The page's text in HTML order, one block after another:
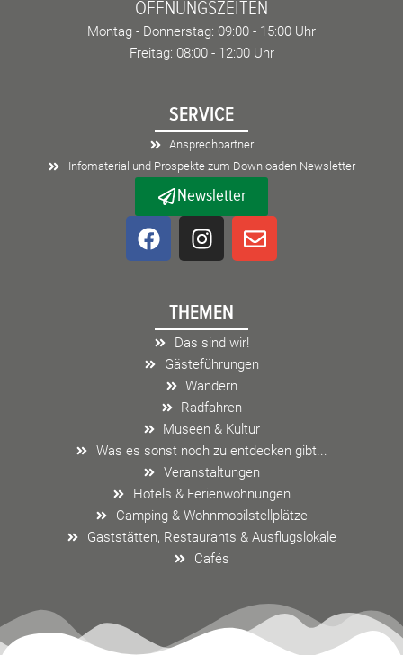
ÖFFNUNGSZEITEN
Montag - Donnerstag: 09:00 - 15:00 Uhr
Freitag: 08:00 - 12:00 Uhr
SERVICE
Ansprechpartner
Infomaterial und Prospekte zum Downloaden Newsletter
Newsletter
F
a
o
o
I
n
a
g
r
a
m
E
n
p
THEMEN
Das sind wir!
Gästeführungen
Wandern
Radfahren
Museen & Kultur
Was es sonst noch zu entdecken gibt...
Veranstaltungen
Hotels & Ferienwohnungen
Camping & Wohnmobilstellplätze
Gaststätten, Restaurants & Ausflugslokale
Cafés